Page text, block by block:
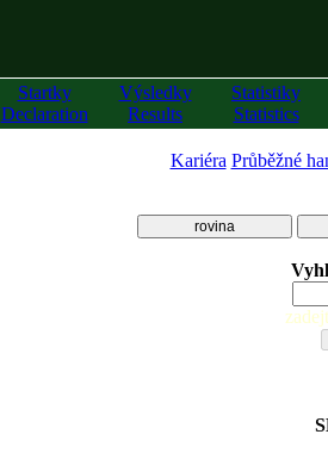
Startky
Declaration
Výsledky
Results
Statistiky
Statistics
Kariéra Průběžné
rovina